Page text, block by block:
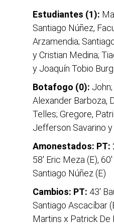
Estudiantes (1):
Santiago Núñez,
Arzamendia;
y Cristian Medina;
y Joaquín Tobio
Botafogo (0):
Alexander Barboza,
Telles; Gregore,
Jefferson Savarino
Amonestados: PT:
58' Eric Meza (E),
Santiago Núñez (E)
Cambios: PT: 43'
Santiago Ascacíbar
Martins x Patrick De